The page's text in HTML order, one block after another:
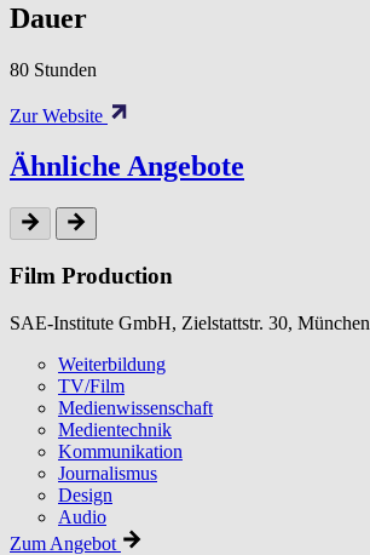
Dauer
80 Stunden
Zur Website
Ähnliche Angebote
Film Production
SAE-Institute GmbH, Zielstattstr. 30, München
Weiterbildung
TV/Film
Medienwissenschaft
Medientechnik
Kommunikation
Journalismus
Design
Audio
Zum Angebot